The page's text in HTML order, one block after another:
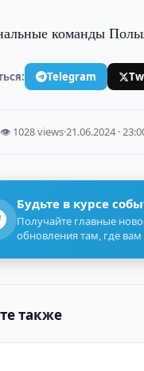
команды
Telegram
👁 1028 views·21.06.2024 ·
Будьте в курсе
Получайте главные
обновления там, где
также